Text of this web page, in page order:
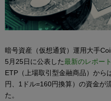
暗号資産（仮想通貨）運用大手
5月25日に公表した最新のレポート
ETP（上場取引型金融商品）から
円、1ドル=160円換算）の資金が
た。